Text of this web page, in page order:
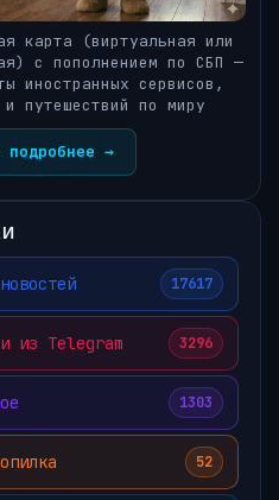
карта (виртуальная или
с пополнением по СБП —
иностранных сервисов,
и путешествий по миру
подробнее →
17617
из Telegram 3296
1303
52